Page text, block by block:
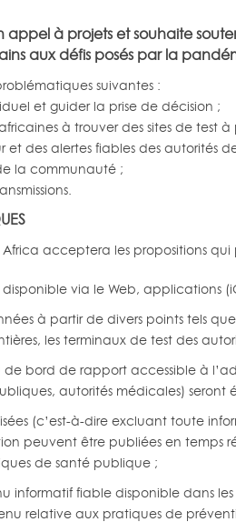
à projets et souhaite
aux défis posés par la
suivantes :
et guider la prise de décision ;
à trouver des sites de test à
et des alertes fiables des autorités
la communauté ;
Africa acceptera les propositions
via le Web, applications
à partir de divers points tels
les terminaux de test des
bord de rapport accessible à
autorités médicales) seront
(c’est-à-dire excluant toute
peuvent être publiées en
de santé publique ;
informatif fiable disponible dans
relative aux pratiques de